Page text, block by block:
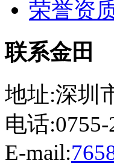
荣誉资
联系金田
地址:深圳
电话:0755-
E-mail: